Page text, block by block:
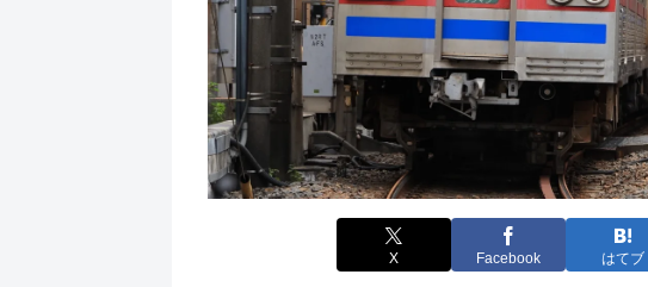
X Facebook はてブ